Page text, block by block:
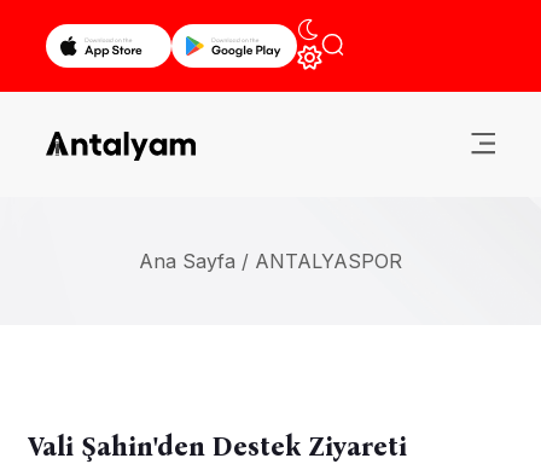
Ana Sayfa / ANTALYASPOR
Vali Şahin'den Destek Ziyareti